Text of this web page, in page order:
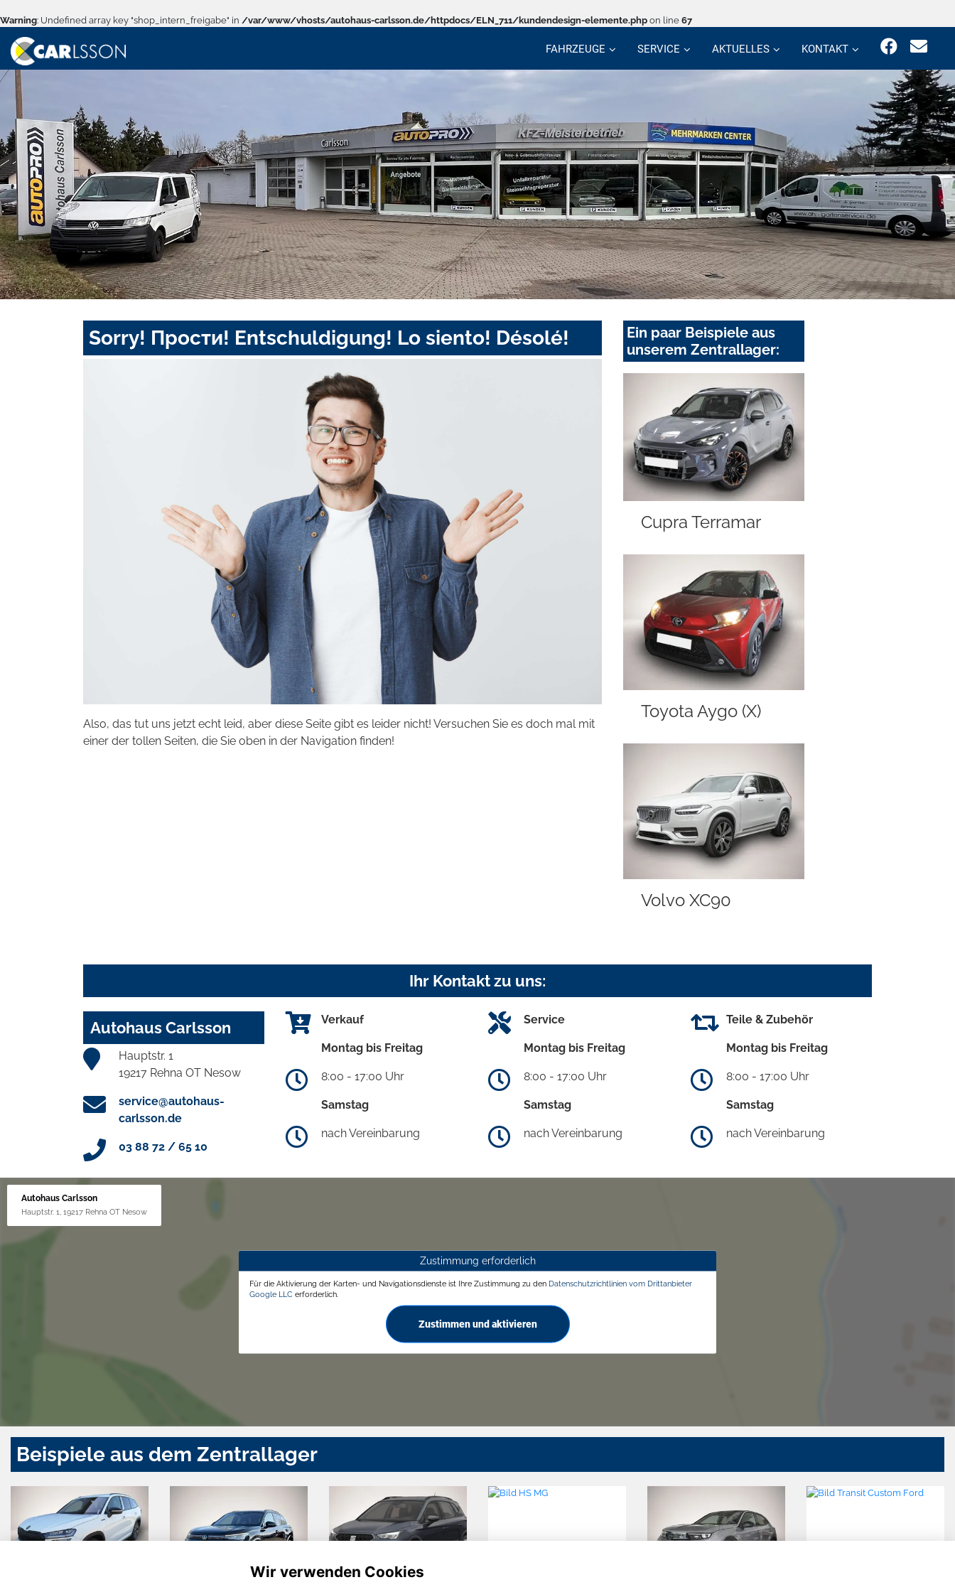
Warning: Undefined array key "shop_intern_freigabe" in /var/www/vhosts/autohaus-carlsson.de/httpdocs/ELN_711/kundendesign-elemente.php on line 67
FAHRZEUGE SERVICE AKTUELLES KONTAKT
Sorry! Прости! Entschuldigung! Lo siento! Désolé!
Also, das tut uns jetzt echt leid, aber diese Seite gibt es leider nicht! Versuchen Sie es doch mal mit
einer der tollen Seiten, die Sie oben in der Navigation finden!
Ein paar Beispiele aus
unserem Zentrallager:
Cupra Terramar
Toyota Aygo (X)
Volvo XC90
Ihr Kontakt zu uns:
Autohaus Carlsson
Hauptstr. 1
19217 Rehna OT Nesow
service@autohaus-
carlsson.de
03 88 72 / 65 10
Verkauf
Montag bis Freitag
8:00 - 17:00 Uhr
Samstag
nach Vereinbarung
Service
Montag bis Freitag
8:00 - 17:00 Uhr
Samstag
nach Vereinbarung
Teile & Zubehör
Montag bis Freitag
8:00 - 17:00 Uhr
Samstag
nach Vereinbarung
Autohaus Carlsson
Hauptstr. 1, 19217 Rehna OT Nesow
Zustimmung erforderlich
Für die Aktivierung der Karten- und Navigationsdienste ist Ihre Zustimmung zu den Datenschutzrichtlinien vom Drittanbieter
Google LLC erforderlich.
Zustimmen und aktivieren
Beispiele aus dem Zentrallager
Wir verwenden Cookies